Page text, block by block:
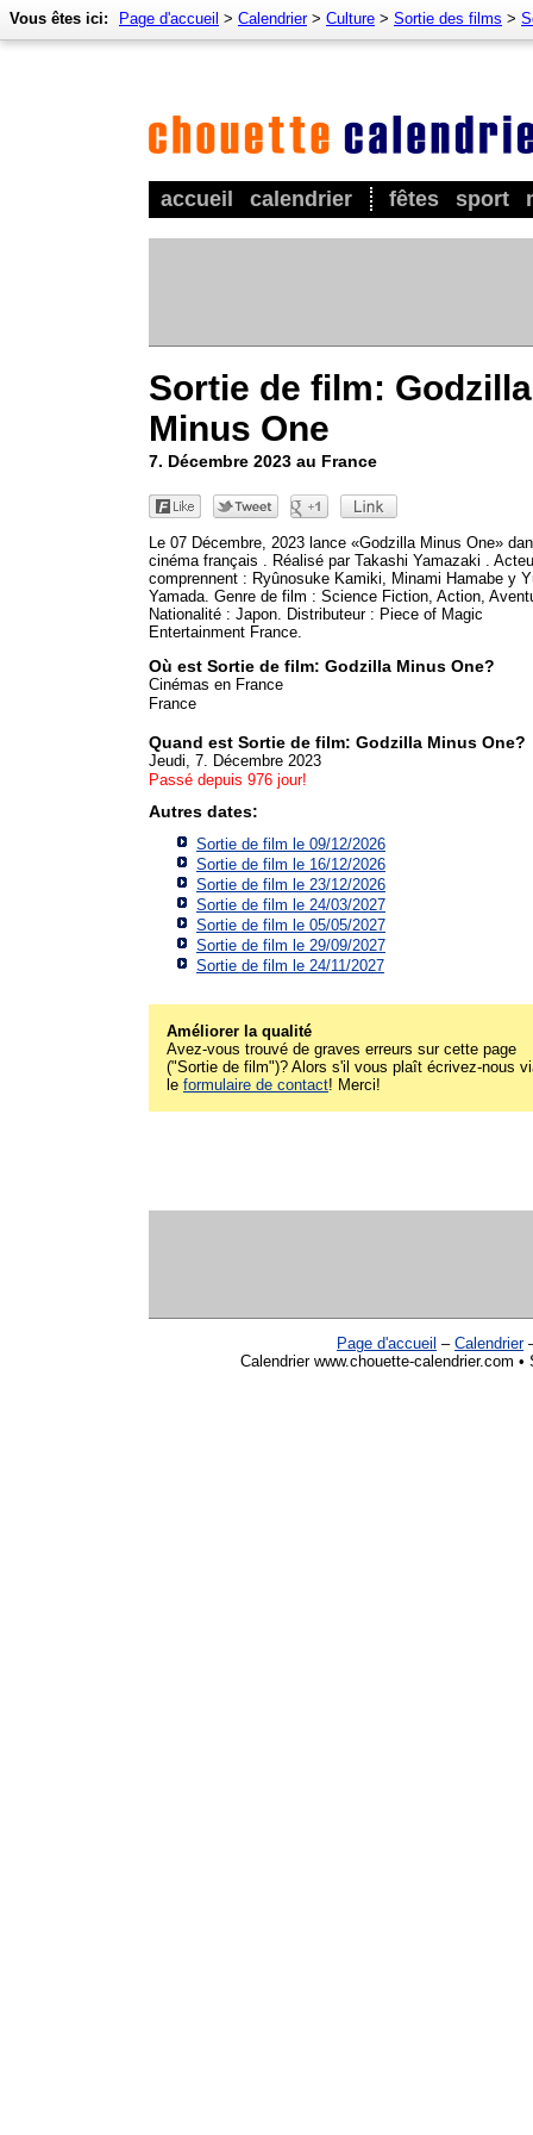
accueil calendrier fêtes sport
Vous êtes ici: Page d'accueil > Calendrier> Culture > Sortie des films >
Sortie de film: Godzilla
Minus One
7. Décembre 2023 au France
Le 07 Décembre, 2023 lance «Godzilla Minus One»
cinéma français . Réalisé par Takashi Yamazaki .
comprennent : Ryûnosuke Kamiki, Minami Hamabe y
Yamada. Genre de film : Science Fiction, Action,
Nationalité : Japon. Distributeur : Piece of Magic
Entertainment France.
Où est Sortie de film: Godzilla Minus One?
Cinémas en France
France
Quand est Sortie de film: Godzilla Minus One?
Jeudi, 7. Décembre 2023
Passé depuis 976 jour!
Autres dates:
Sortie de film le 09/12/2026
Sortie de film le 16/12/2026
Sortie de film le 23/12/2026
Sortie de film le 24/03/2027
Sortie de film le 05/05/2027
Sortie de film le 29/09/2027
Sortie de film le 24/11/2027
Améliorer la qualité
Avez-vous trouvé de graves erreurs sur cette page
("Sortie de film")? Alors s'il vous plaît écrivez-nous
le formulaire de contact! Merci!
Page d'accueil – Calendrier
Calendrier www.chouette-calendrier.com